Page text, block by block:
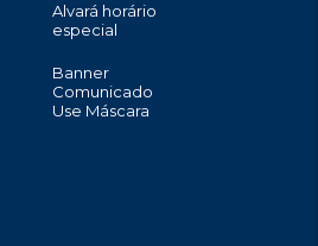
Alvará horário
especial
Banner
Comunicado
Use Máscara